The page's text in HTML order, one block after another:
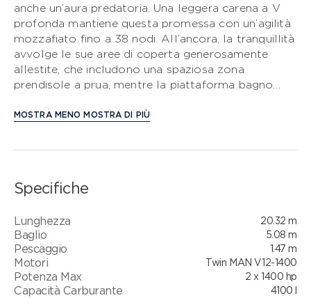
CLASSE S
CLASSE V
anche un’aura predatoria. Una leggera carena a V
profonda mantiene questa promessa con un’agilità
mozzafiato fino a 38 nodi. All’ancora, la tranquillità
avvolge le sue aree di coperta generosamente
allestite, che includono una spaziosa zona
prendisole a prua, mentre la piattaforma bagno
la base perfetta per gli sport acquatici.
finestra elettrica completamente apribile che
Sottocoperta, otto ospiti sono accolti in quattro
cabine, tre delle quali con bagno privato.
MOSTRA MENO MOSTRA DI PIÙ
Specifiche
Lunghezza 20.32 m
Baglio 5.08 m
Pescaggio 1.47 m
Motori Twin MAN V12-1400
Potenza Max 2 x 1400 hp
Capacità Carburante 4100 l